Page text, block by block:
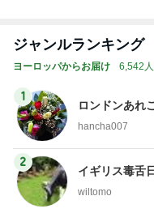
ジャンルランキング
ヨーロッパからお届け 6,542
1
ロンドンあれ
hancha007
2
イギリス毒舌
wiltomo